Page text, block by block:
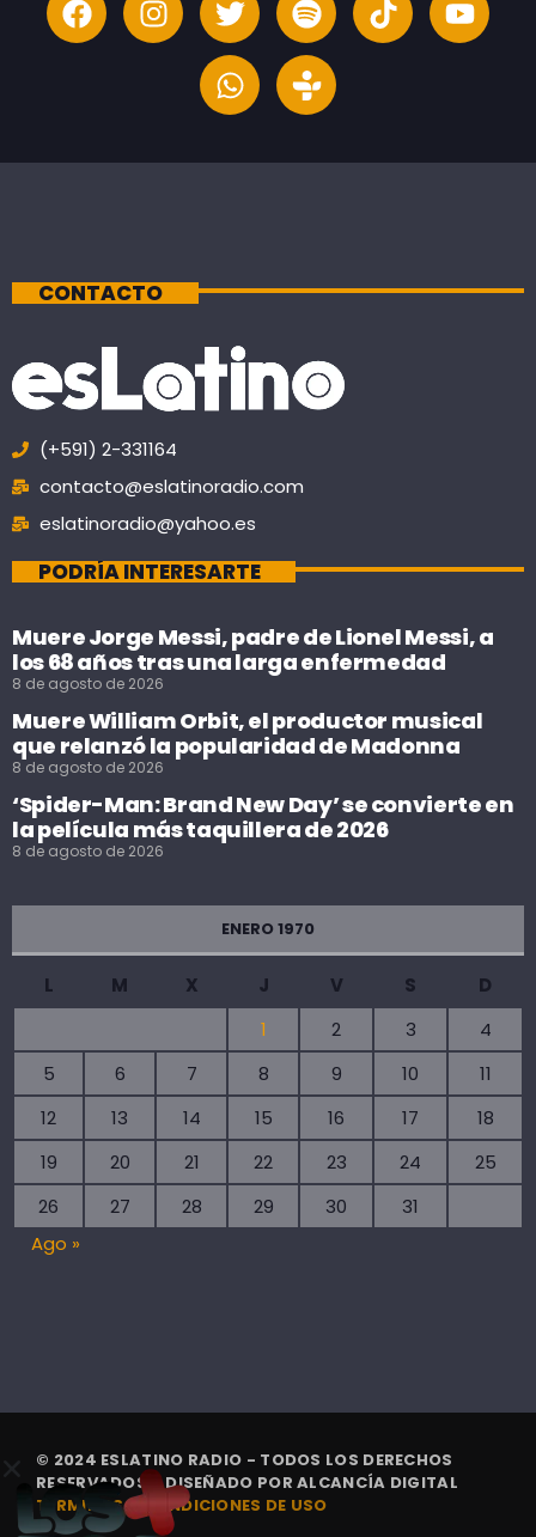
CONTACTO
(+591) 2-331164
contacto@eslatinoradio.com
eslatinoradio@yahoo.es
PODRÍA INTERESARTE
Muere Jorge Messi, padre de Lionel Messi, a
los 68 años tras una larga enfermedad
8 de agosto de 2026
Muere William Orbit, el productor musical
que relanzó la popularidad de Madonna
8 de agosto de 2026
‘Spider-Man: Brand New Day’ se convierte en
la película más taquillera de 2026
8 de agosto de 2026
ENERO 1970
L M X J V S
D
1
2 3
4
5
6 7 8 9 10
11
12
13 14 15 16 17
18
19
20 21 22 23 24
25
26
27 28 29 30
31
Ago »
© 2024 ESLATINO RADIO - TODOS LOS DERECHOS
RESERVADOS. | DISEÑADO PORALCANCÍA DIGITAL
TÉRMINOS Y CONDICIONES DE USO